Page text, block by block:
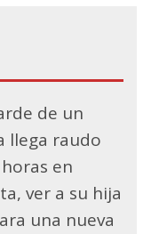
de un
llega raudo
en
ver a su hija
una nueva